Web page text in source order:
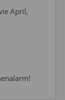
April,